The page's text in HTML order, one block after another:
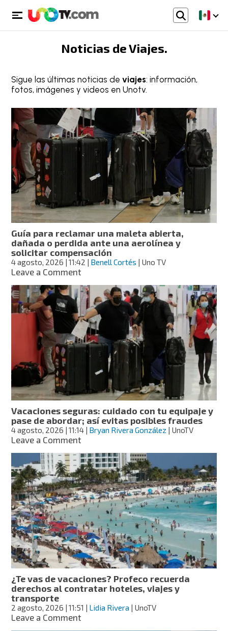
Noticias deViajes.
Sigue las últimas noticias deviajes: información,
fotos, imágenes y videos en Unotv.
Guía para reclamar una maleta abierta,
dañada o perdida ante una aerolínea y
solicitar compensación
4 agosto, 2026 | 11:42 | Benell Cortés | Uno TV
Leave a Commenton
para
reclamar
una
maleta
abierta,
dañada
o
perdida
ante
aerolínea
y
solicitar
compensación
Vacaciones seguras: cuidado con tu equipaje y
pase de abordar; así evitas posibles fraudes
4 agosto, 2026 | 11:14 | Bryan Rivera González | UnoTV
Leave a Commenton
seguras:
cuidado
con
tu
equipaje
y
pase
de
abordar;
así
evitas
posibles
fraudes
¿Te vas de vacaciones? Profeco recuerda
derechos al contratar hoteles, viajes y
transporte
2 agosto, 2026 | 11:51 | Lidia Rivera | UnoTV
Leave a Commenton